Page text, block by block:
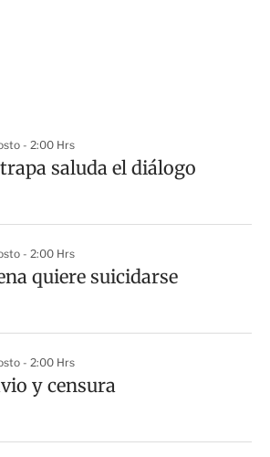
- 2:00 Hrs
saluda el diálogo
- 2:00 Hrs
quiere suicidarse
- 2:00 Hrs
y censura